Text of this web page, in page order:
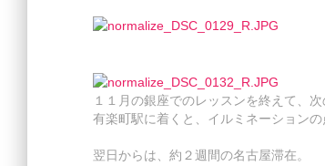
１１月の銀座でのレッスンを終えて、
有楽町駅に着くと、イルミネーション
翌日からは、約２週間の名古屋滞在。